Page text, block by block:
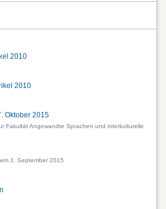
2010
2010
Oktober 2015
Fakultät Angewandte Sprachen und interkulturelle
1. September 2015